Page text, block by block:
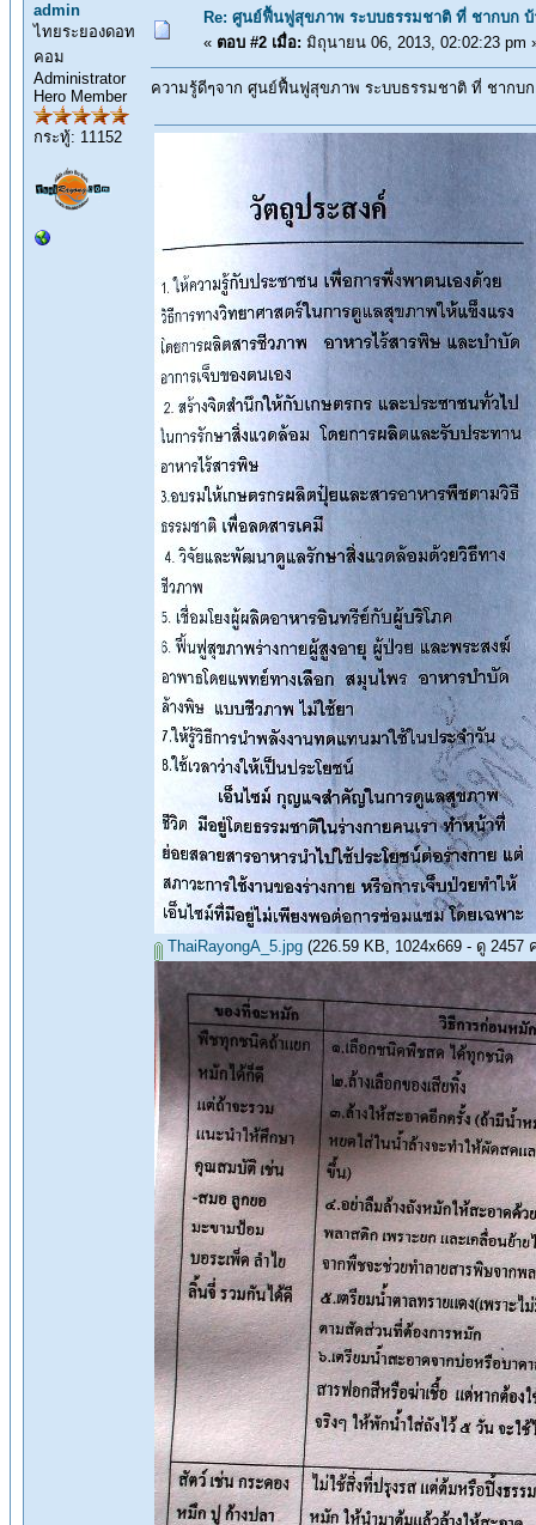
admin
ไทยระยองดอท
คอม
Administrator
Hero Member
กระทู้: 11152
Re: ศูนย์ฟื้นฟูสุขภาพ ระบบธรรมชาติ ที่ ชากบก บ้
« ตอบ #2 เมื่อ: มิถุนายน 06, 2013, 02:02:23 pm
ความรู้ดีๆจาก ศูนย์ฟื้นฟูสุขภาพ ระบบธรรมชาติ ที่ ชากบ
ThaiRayongA_5.jpg (226.59 KB, 1024x669 - ดู 2457